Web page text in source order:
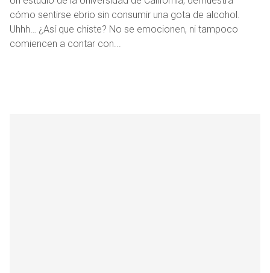
cómo sentirse ebrio sin consumir una gota de alcohol.
Uhhh… ¿Así que chiste? No se emocionen, ni tampoco
comiencen a contar con...